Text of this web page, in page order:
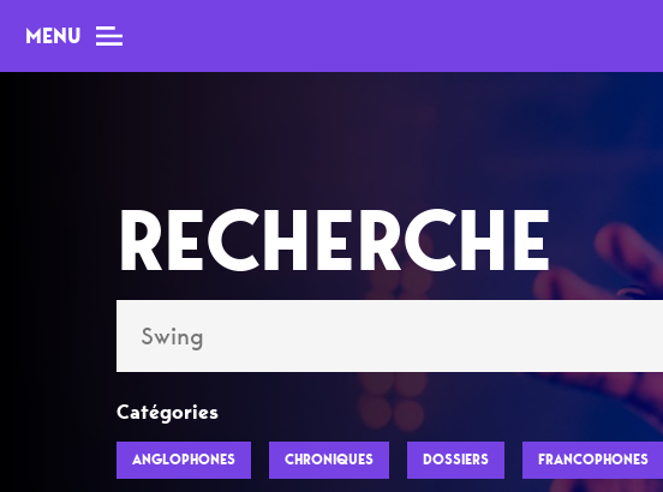
MENU
Dossiers
Interviews
Chroniques
Sorties
Newsletter
Paris
Festivals
RECHERCHE
Catégories
ANGLOPHONES CHRONIQUES DOSSIERS FRANCOPHONES